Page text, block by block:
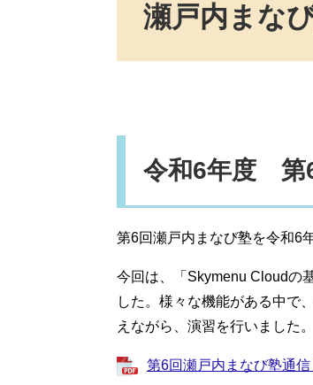
瀬戸内まな
令和6年度 第
第6回瀬戸内まなび塾を令和6
今回は、「Skymenu Cloudの
した。様々な機能がある中で
えながら、演習を行いました。
第6回瀬戸内まなび塾通